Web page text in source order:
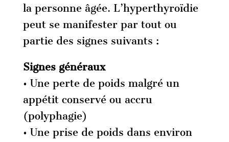
la personne âgée. L’hyperthyroïdie
peut se manifester par tout ou
partie des signes suivants :
Signes généraux
• Une perte de poids malgré un
appétit conservé ou accru
(polyphagie)
• Une prise de poids dans environ